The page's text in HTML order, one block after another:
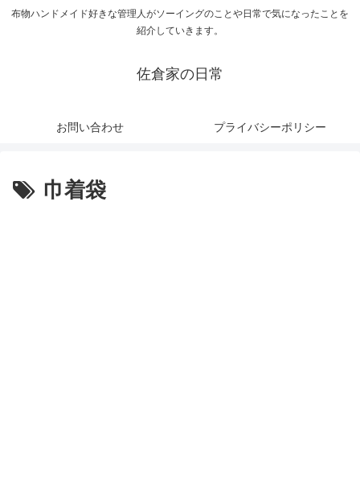
布物ハンドメイド好きな管理人がソーイングのことや日常で気になったことを
紹介していきます。
佐倉家の日常
お問い合わせ プライバシーポリシー
巾着袋